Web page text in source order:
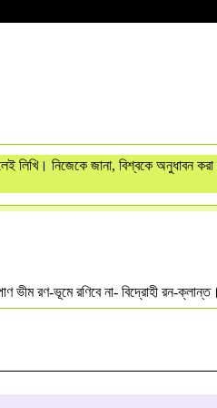
নিজেকে জানা, বিশ্বকে অনুধাবন
ভীম রণ-ভূমে রণিবে না- বিদ্রোহী রন-